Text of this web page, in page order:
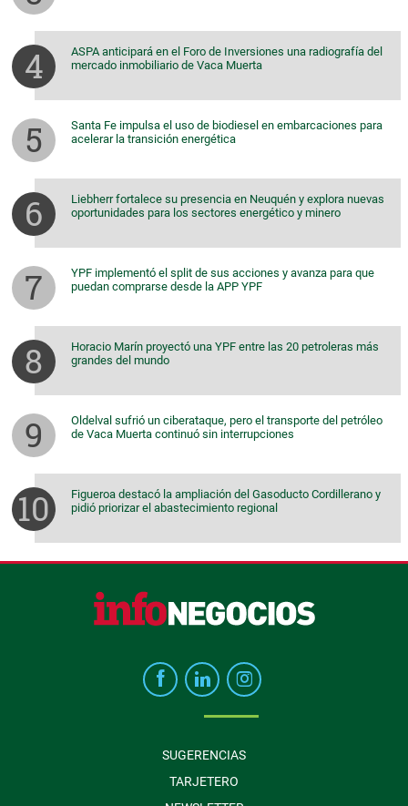
ASPA anticipará en el Foro de Inversiones una radiografía del
mercado inmobiliario de Vaca Muerta
Santa Fe impulsa el uso de biodiesel en embarcaciones para
acelerar la transición energética
Liebherr fortalece su presencia en Neuquén y explora nuevas
oportunidades para los sectores energético y minero
YPF implementó el split de sus acciones y avanza para que
puedan comprarse desde la APP YPF
Horacio Marín proyectó una YPF entre las 20 petroleras más
grandes del mundo
Oldelval sufrió un ciberataque, pero el transporte del petróleo
de Vaca Muerta continuó sin interrupciones
Figueroa destacó la ampliación del Gasoducto Cordillerano y
pidió priorizar el abastecimiento regional
SUGERENCIAS
TARJETERO